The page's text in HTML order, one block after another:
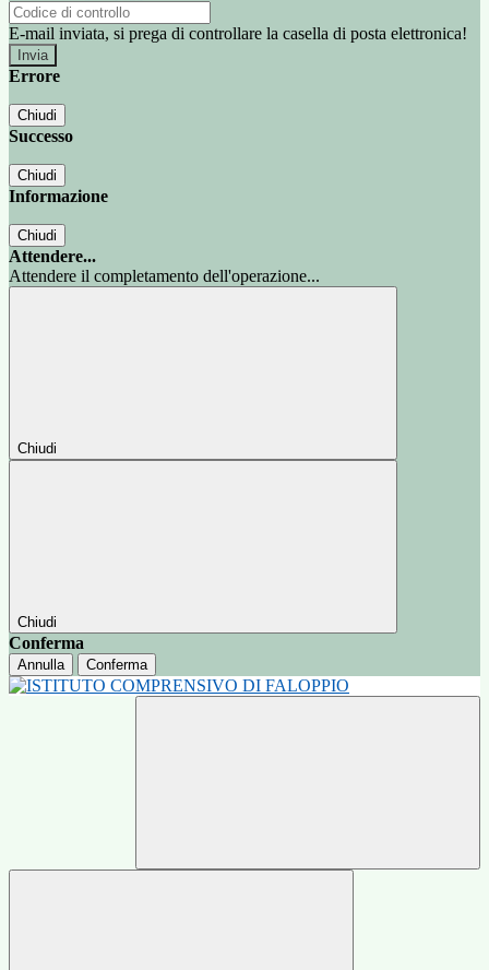
E-mail inviata, si prega di controllare la casella di posta elettronica!
Errore
Chiudi
Successo
Chiudi
Informazione
Chiudi
Attendere...
Attendere il completamento dell'operazione...
Chiudi
Chiudi
Conferma
Annulla Conferma